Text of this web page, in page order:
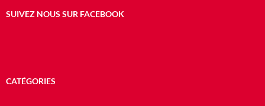
SUIVEZ NOUS SUR FACEBOOK
CATÉGORIES